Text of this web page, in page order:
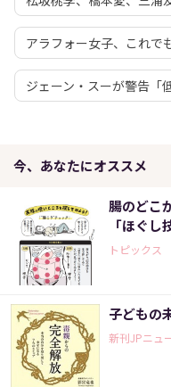
アラフォー女子、これで
ジェーン・スーが警告「
今、あなたにオススメ
腸のどこ
「ほぐし
トピックス
子どもの
新刊JPニュ